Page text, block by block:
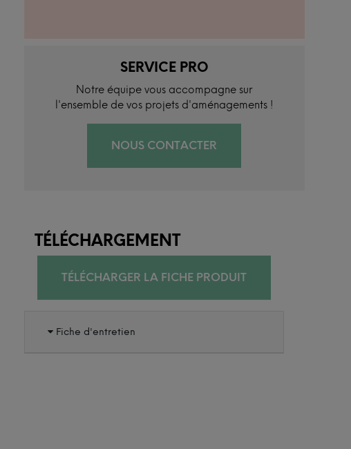
SERVICE PRO
Notre équipe vous accompagne sur
l'ensemble de vos projets d'aménagements !
NOUS CONTACTER
TÉLÉCHARGEMENT
TÉLÉCHARGER LA FICHE PRODUIT
Fiche d'entretien